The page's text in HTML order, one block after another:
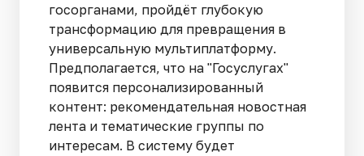
госорганами, пройдёт глубокую
трансформацию для превращения в
универсальную мультиплатформу.
Предполагается, что на "Госуслугах"
появится персонализированный
контент: рекомендательная новостная
лента и тематические группы по
интересам. В систему будет